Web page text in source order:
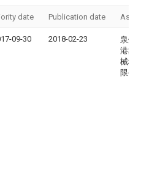
date Publication date
09-30 2018-02-23
泉州
港鑫
械科
限公